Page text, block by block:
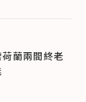
荷蘭兩間終老